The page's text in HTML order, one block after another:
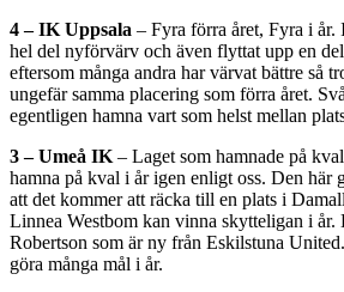
4 – IK Uppsala – Fyra förra året, Fyra i
hel del nyförvärv och även flyttat upp en
eftersom många andra har värvat bättre så
ungefär samma placering som förra året.
egentligen hamna vart som helst mellan
3 – Umeå IK – Laget som hamnade på
hamna på kval i år igen enligt oss. Den här
att det kommer att räcka till en plats i
Linnea Westbom kan vinna skytteligan i
Robertson som är ny från Eskilstuna
göra många mål i år.